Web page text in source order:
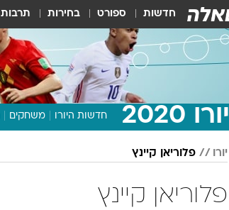
חדשות ספורט בחירות תרבות
יורו 2020 חדשות היורו משחקים
יורו פלוריאן קיינץ
פלוריאן קיינץ